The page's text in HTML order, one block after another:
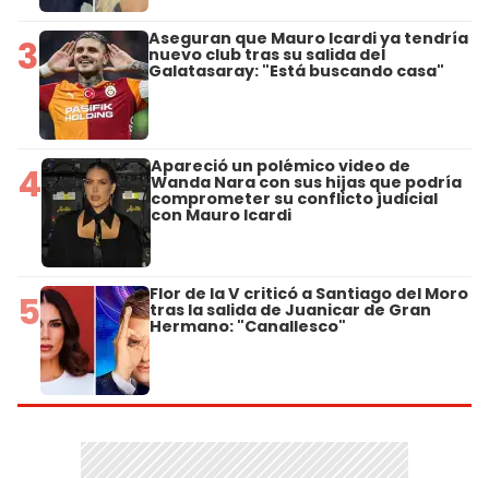
3 Aseguran que Mauro Icardi ya tendría
nuevo club tras su salida del
Galatasaray: "Está buscando casa"
4 Apareció un polémico video de
Wanda Nara con sus hijas que podría
comprometer su conflicto judicial
con Mauro Icardi
5 Flor de la V criticó a Santiago del Moro
tras la salida de Juanicar de Gran
Hermano: "Canallesco"